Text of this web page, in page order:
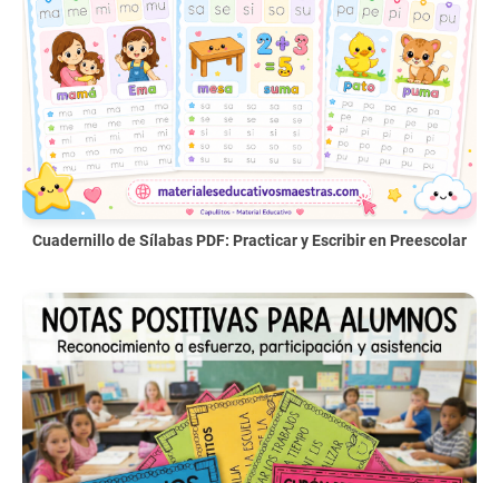
Cuadernillo de Sílabas PDF: Practicar y Escribir en Preescolar